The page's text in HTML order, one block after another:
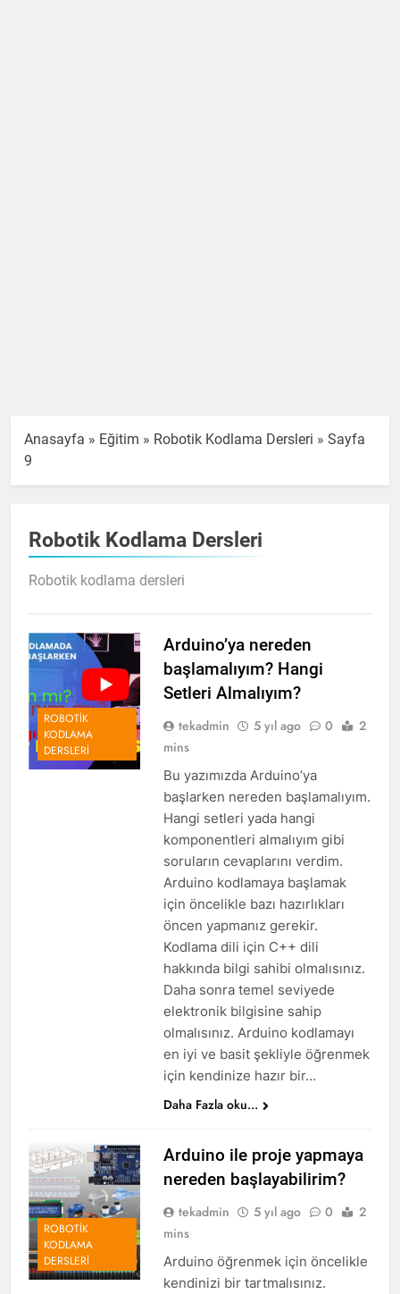
Anasayfa » Eğitim » Robotik Kodlama Dersleri » Sayfa
9
Robotik Kodlama Dersleri
Robotik kodlama dersleri
ROBOTIK
KODLAMA
DERSLERI
Arduino’ya nereden
başlamalıyım? Hangi
Setleri Almalıyım?
tekadmin 5 yıl ago 0
2
mins
Bu yazımızda Arduino’ya
başlarken nereden başlamalıyım.
Hangi setleri yada hangi
komponentleri almalıyım gibi
soruların cevaplarını verdim.
Arduino kodlamaya başlamak
için öncelikle bazı hazırlıkları
öncen yapmanız gerekir.
Kodlama dili için C++ dili
hakkında bilgi sahibi olmalısınız.
Daha sonra temel seviyede
elektronik bilgisine sahip
olmalısınız. Arduino kodlamayı
en iyi ve basit şekliyle öğrenmek
için kendinize hazır bir…
Daha Fazla oku...
ROBOTIK
KODLAMA
DERSLERI
Arduino ile proje yapmaya
nereden başlayabilirim?
tekadmin 5 yıl ago 0
2
mins
Arduino öğrenmek için öncelikle
kendinizi bir tartmalısınız.